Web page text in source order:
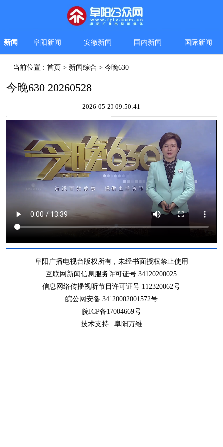
新闻 阜阳新闻 安徽新闻 国内新闻 国际新闻
当前位置 :首页 > 新闻综合 >今晚630
今晚630 20260528
2026-05-29 09:50:41
阜阳广播电视台版权所有，未经书面授权禁止使用
互联网新闻信息服务许可证号 34120200025
信息网络传播视听节目许可证号 112320062号
皖公网安备 34120002001572号
皖ICP备17004669号
技术支持 : 阜阳万维